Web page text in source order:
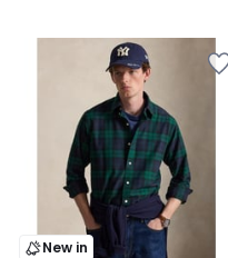
New in